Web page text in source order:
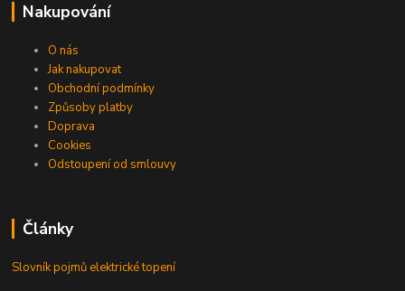
Nakupování
O nás
Jak nakupovat
Obchodní podmínky
Způsoby platby
Doprava
Cookies
Odstoupení od smlouvy
Články
Slovník pojmů elektrické topení